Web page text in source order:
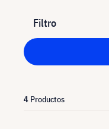
Filtro
4 Productos